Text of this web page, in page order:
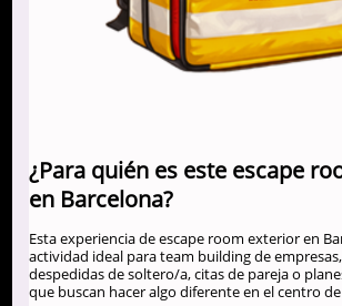
¿Para quién es este escape
en Barcelona?
Esta experiencia de escape room exterior en
actividad ideal para team building de
despedidas de soltero/a, citas de pareja o
que buscan hacer algo diferente en el centro